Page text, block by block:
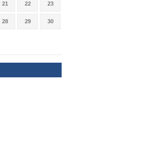
21 22 23
28 29 30